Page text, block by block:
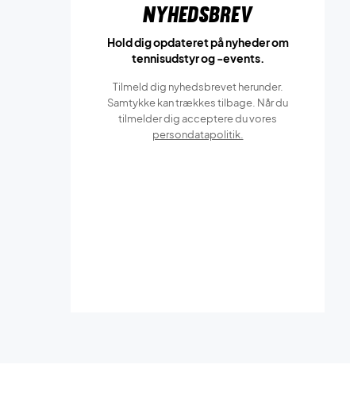
Nyhedsbrev
Hold dig opdateret på nyheder om
tennisudstyr og -events.
Tilmeld dig nyhedsbrevet herunder.
Samtykke kan trækkes tilbage. Når du
tilmelder dig acceptere du vores
persondatapolitik.